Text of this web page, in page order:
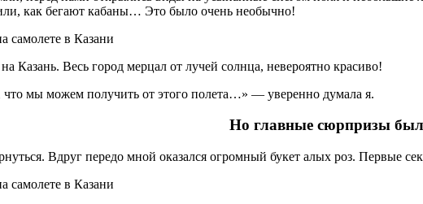
как бегают кабаны… Это было очень необычно!
Казань. Весь город мерцал от лучей солнца, невероятно красиво!
что мы можем получить от этого полета…» — уверенно думала я.
Но главные сюрпризы
Вдруг передо мной оказался огромный букет алых роз. Первые